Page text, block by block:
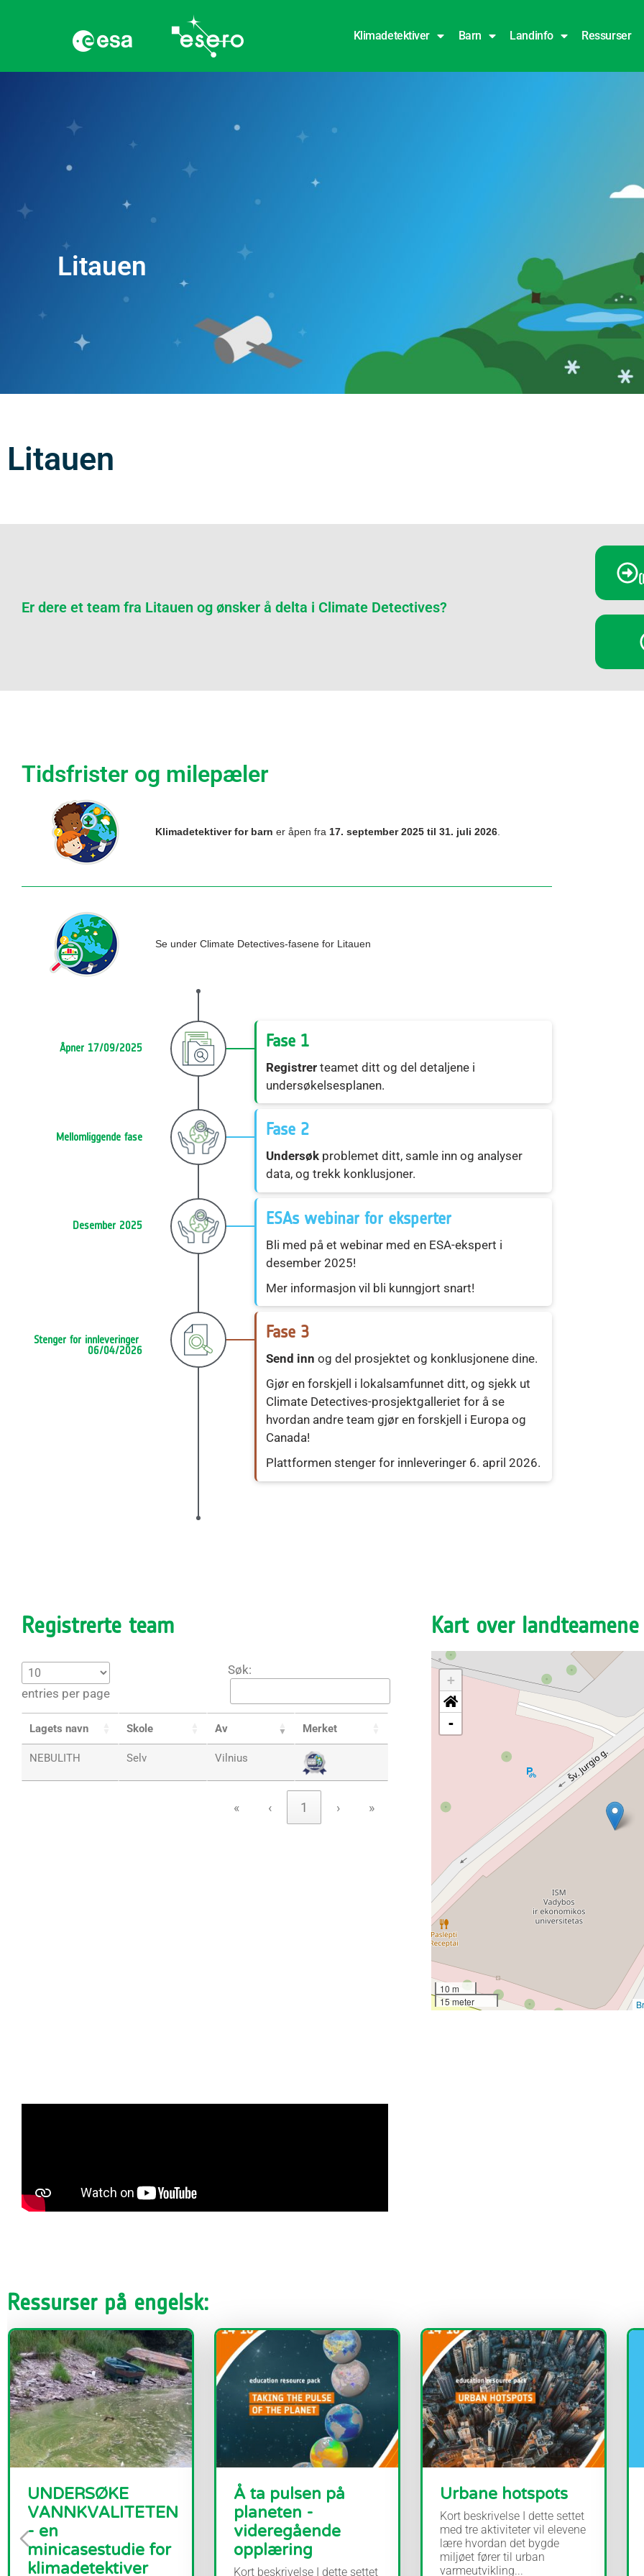
Klimadetektiver Barn Landinfo Ressurser
Litauen
Litauen
Er dere et team fra Litauen og ønsker å delta i Climate Detectives?
Tidsfrister og milepæler
Klimadetektiver for barn er åpen fra 17. september 2025 til 31. juli 2026.
Se under Climate Detectives-fasene for Litauen
Åpner 17/09/2025 Fase 1
Registrerteamet ditt og del detaljene i
undersøkelsesplanen.
Mellomliggende fase Fase 2
Undersøk problemet ditt, samle inn og analyser
data, og trekk konklusjoner.
Desember 2025 ESAs webinar for eksperter
Bli med på et webinar med en ESA-ekspert i
desember 2025!
Mer informasjon vil bli kunngjort snart!
Stenger for innleveringer
06/04/2026
Fase 3
Send inn og del prosjektet og konklusjonene dine.
Gjør en forskjell i lokalsamfunnet ditt, og sjekk ut
Climate Detectives-prosjektgalleriet for å se
hvordan andre team gjør en forskjell i Europa og
Canada!
Plattformen stenger for innleveringer 6. april 2026.
Registrerte team
entries per page
Søk:
Lagets navn Skole Av Merket
NEBULITH Selv Vilnius
« ‹ 1 › »
Kart over landteamene
+
-
10 m
15 meter
Ressurser på engelsk:
UNDERSØKE
VANNKVALITETEN
- en
minicasestudie for
klimadetektiver
Å ta pulsen på
planeten -
videregående
opplæring
Kort beskrivelse I dette settet
Urbane hotspots
Kort beskrivelse I dette settet
med tre aktiviteter vil elevene
lære hvordan det bygde
miljøet fører til urban
varmeutvikling...